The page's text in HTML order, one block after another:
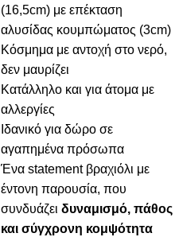
(16,5cm) με επέκταση
αλυσίδας κουμπώματος (3cm)
Κόσμημα με αντοχή στο νερό,
δεν μαυρίζει
Κατάλληλο και για άτομα με
αλλεργίες
Ιδανικό για δώρο σε
αγαπημένα πρόσωπα
Ένα statement βραχιόλι με
έντονη παρουσία, που
συνδυάζει δυναμισμό, πάθος
και σύγχρονη κομψότητα